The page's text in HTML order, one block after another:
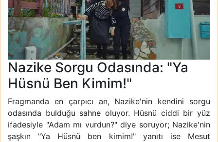
Nazike Sorgu Odasında: "Ya
Hüsnü Ben Kimim!"
Fragmanda en çarpıcı an, Nazike'nin kendini sorgu
odasında bulduğu sahne oluyor. Hüsnü ciddi bir yüz
ifadesiyle "Adam mı vurdun?" diye soruyor; Nazike'nin
şaşkın "Ya Hüsnü ben kimim!" yanıtı ise Mesut